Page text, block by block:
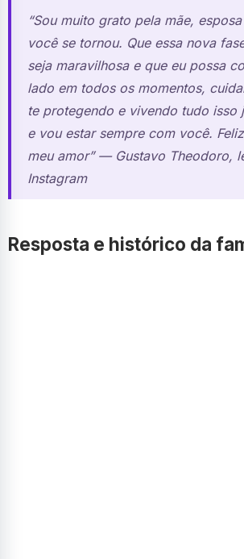
“Sou muito grato pela mãe,
você se tornou. Que essa nova
seja maravilhosa e que eu possa
lado em todos os momentos,
te protegendo e vivendo tudo isso
e vou estar sempre com você.
meu amor” — Gustavo Theodoro,
Instagram
Resposta e histórico da